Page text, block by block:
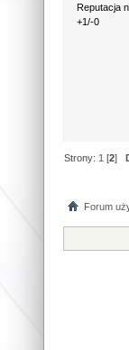
Reputacja
+1/-0
Strony: 1 [2]
Forum